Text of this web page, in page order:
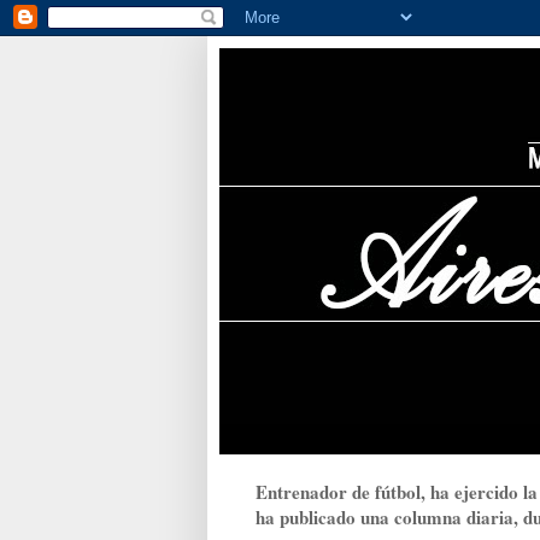
Entrenador de fútbol, ha ejercido
ha publicado una columna diaria,